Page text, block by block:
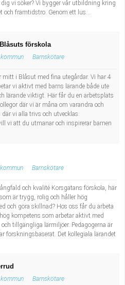
vi söker? Vi bygger vår utbildning kring
och framtidstro. Genom ett lus...
förskola
Barnskötare
i Blåsut med fina utegårdar. Vi har 4
vi aktivt med barns lärande både ute
lärande viktigt. Här får du en arbetsplats
där vi är måna om varandra och
vi alla trivs och utvecklas.
vi att du utmanar och inspirerar barnen
Barnskötare
och kvalité Korsgatans förskola, här
är trygg, rolig och håller hög
och göra skillnad? Hos oss får du arbeta
kompetens som arbetar aktivt med
tillgängliga lärmiljöer. Pedagogerna är
forskningsbaserat. Det kollegiala lärandet
Barnskötare